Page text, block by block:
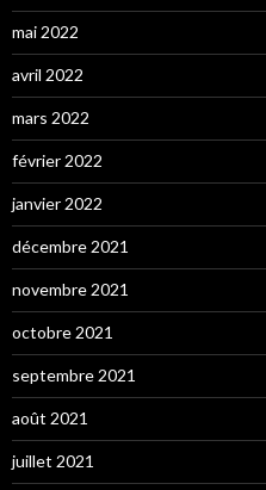
mai 2022
avril 2022
mars 2022
février 2022
janvier 2022
décembre 2021
novembre 2021
octobre 2021
septembre 2021
août 2021
juillet 2021